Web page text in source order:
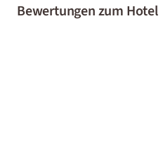
Bewertungen zum Hotel